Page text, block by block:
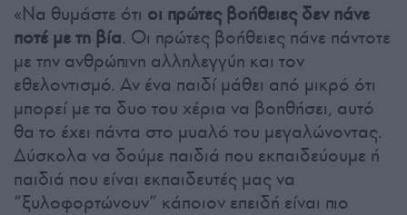
«Να θυμάστε ότι οι πρώτες βοήθειες δεν πάνε
ποτέ με τη βία. Οι πρώτες βοήθειες πάνε πάντοτε
με την ανθρώπινη αλληλεγγύη και τον
εθελοντισμό. Αν ένα παιδί μάθει από μικρό ότι
μπορεί με τα δυο του χέρια να βοηθήσει, αυτό
θα το έχει πάντα στο μυαλό του μεγαλώνοντας.
Δύσκολα να δούμε παιδιά που εκπαιδεύουμε ή
παιδιά που είναι εκπαιδευτές μας να
“ξυλοφορτώνουν” κάποιον επειδή είναι πιο